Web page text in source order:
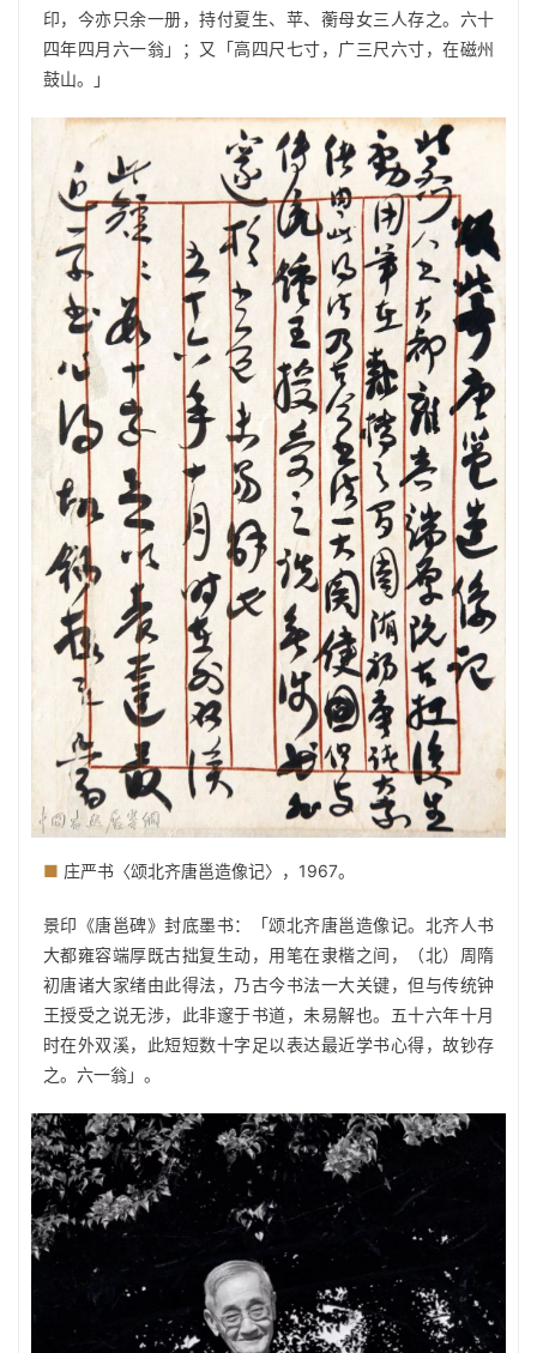
印，今亦只余一册，持付夏生、苹、蘅母女三人存之。六十
四年四月六一翁」；又「高四尺七寸，广三尺六寸，在磁州
鼓山。」
■ 庄严书〈颂北齐唐邕造像记〉，1967。
景印《唐邕碑》封底墨书：「颂北齐唐邕造像记。北齐人书
大都雍容端厚既古拙复生动，用笔在隶楷之间，（北）周隋
初唐诸大家绪由此得法，乃古今书法一大关键，但与传统钟
王授受之说无涉，此非邃于书道，未易解也。五十六年十月
时在外双溪，此短短数十字足以表达最近学书心得，故钞存
之。六一翁」。